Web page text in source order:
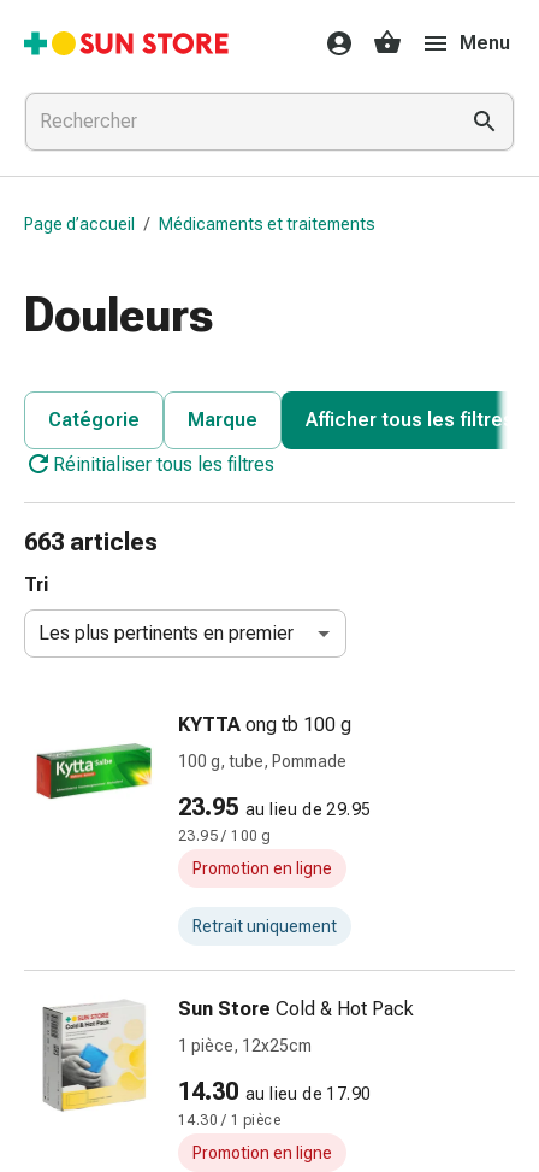
Médicaments
et
traitements
Refroidissement
et
grippe
contre
Mal
Grippe
refroidissement
et
Douche
nasale
et
blessure
élastiques
Pansements
pour
les
doigts
Sparadraps
Bandes
Menu
Page d’accueil / Médicaments et traitements
Douleurs
Catégorie Marque
Afficher tous les filtres
Réinitialiser tous les filtres
663 articles
Tri
Les plus pertinents en premier
KYTTA ong tb 100 g
100 g, tube, Pommade
23.95 au lieu de 29.95
23.95 / 100 g
Promotion en ligne
Retrait uniquement
Sun Store Cold & Hot Pack
1 pièce, 12x25cm
14.30 au lieu de 17.90
14.30 / 1 pièce
Promotion en ligne